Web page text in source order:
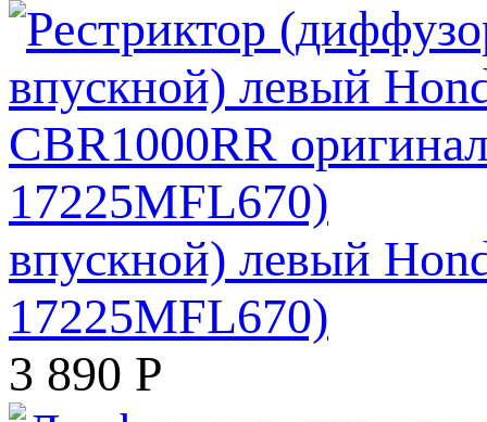
впускной) левый
17225MFL670)
3 890 Р